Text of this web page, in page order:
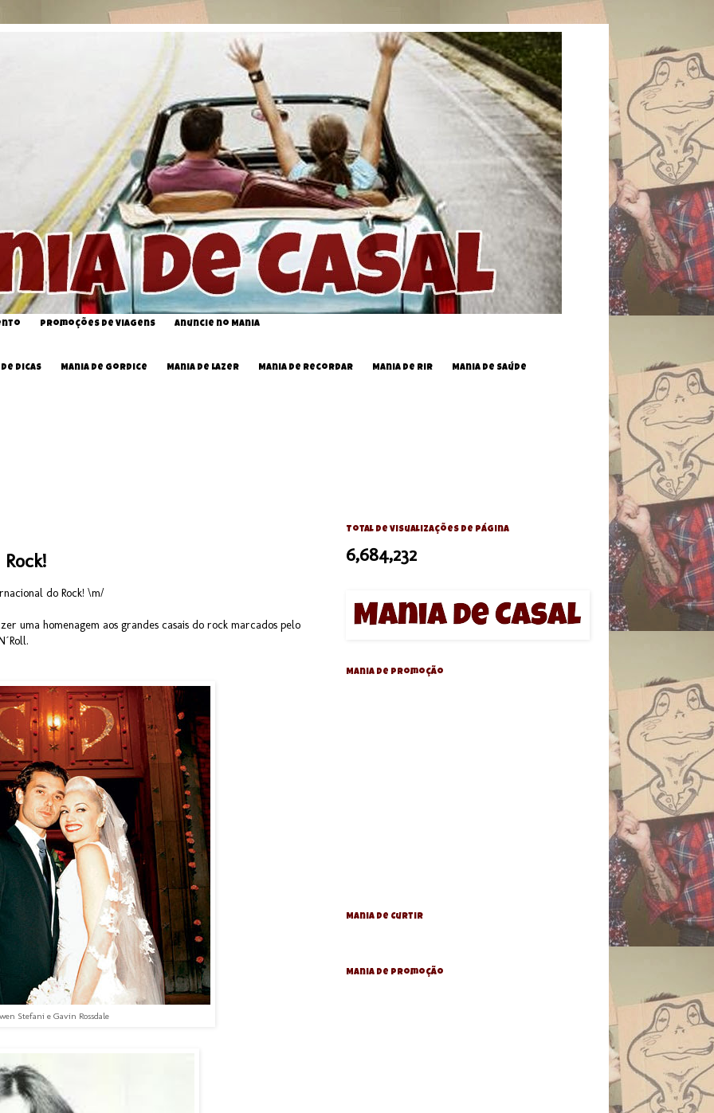
Promoções de Viagens Anuncie no Mania
Dicas Mania de Gordice Mania de Lazer Mania de Recordar Mania de Rir Mania de Saúde
do Rock! \m/
uma homenagem aos grandes casais do rock marcados pelo
Stefani e Gavin Rossdale
Total de visualizações de página
6,684,232
Mania de Promoção
Mania de Curtir
Mania De Promoção